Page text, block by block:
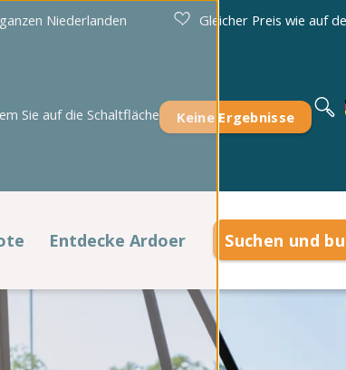
Niederlanden Gleicher Preis wie auf
Keine Ergebnisse
Sie auf die Schaltfläche
English
Ginsterveld
Campingplätze am Meer
in den
Entdecke Ardoer Suchen und